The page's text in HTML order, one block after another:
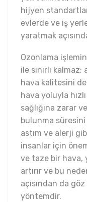
hijyen
evlerde ve iş
yaratmak
Ozonlama
ile sınırlı
hava kalitesini
hava yoluyla
sağlığına zarar
bulunma süresini
astım ve alerji
insanlar için
ve taze bir hava,
artırır ve bu
açısından da
yöntemdir.